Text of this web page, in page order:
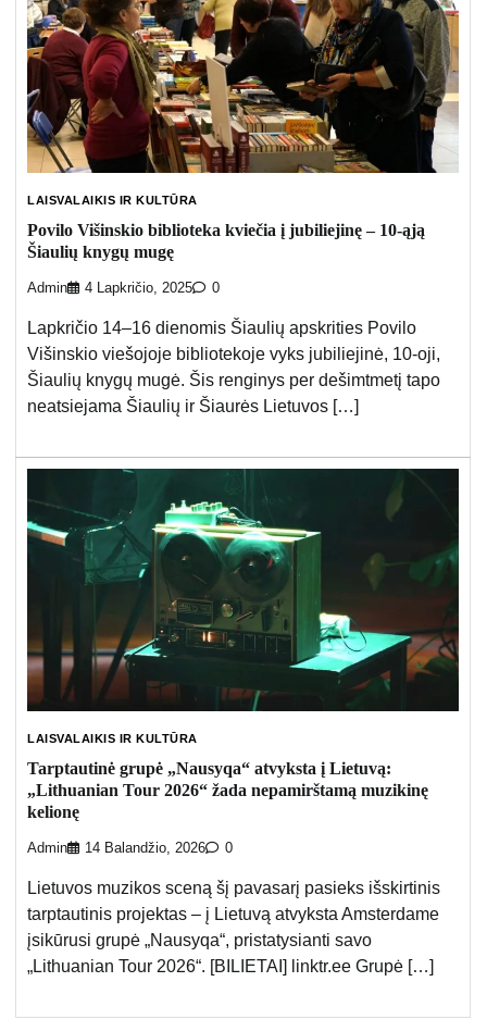
LAISVALAIKIS IR KULTŪRA
Povilo Višinskio biblioteka kviečia į jubiliejinę – 10-ąją
Šiaulių knygų mugę
Admin 4 Lapkričio, 2025 0
Lapkričio 14–16 dienomis Šiaulių apskrities Povilo
Višinskio viešojoje bibliotekoje vyks jubiliejinė, 10-oji,
Šiaulių knygų mugė. Šis renginys per dešimtmetį tapo
neatsiejama Šiaulių ir Šiaurės Lietuvos […]
LAISVALAIKIS IR KULTŪRA
Tarptautinė grupė „Nausyqa“ atvyksta į Lietuvą:
„Lithuanian Tour 2026“ žada nepamirštamą muzikinę
kelionę
Admin 14 Balandžio, 2026 0
Lietuvos muzikos sceną šį pavasarį pasieks išskirtinis
tarptautinis projektas – į Lietuvą atvyksta Amsterdame
įsikūrusi grupė „Nausyqa“, pristatysianti savo
„Lithuanian Tour 2026“. [BILIETAI] linktr.ee Grupė […]